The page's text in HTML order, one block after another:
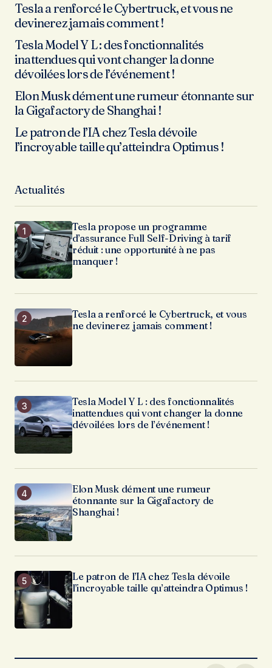
Tesla a renforcé le Cybertruck, et vous ne
devinerez jamais comment !
Tesla Model Y L : des fonctionnalités
inattendues qui vont changer la donne
dévoilées lors de l’événement !
Elon Musk dément une rumeur étonnante sur
la Gigafactory de Shanghai !
Le patron de l’IA chez Tesla dévoile
l’incroyable taille qu’atteindra Optimus !
Actualités
Tesla propose un programme
d’assurance Full Self-Driving à tarif
réduit : une opportunité à ne pas
manquer !
Tesla a renforcé le Cybertruck, et vous
ne devinerez jamais comment !
Tesla Model Y L : des fonctionnalités
inattendues qui vont changer la donne
dévoilées lors de l’événement !
Elon Musk dément une rumeur
étonnante sur la Gigafactory de
Shanghai !
Le patron de l’IA chez Tesla dévoile
l’incroyable taille qu’atteindra Optimus !